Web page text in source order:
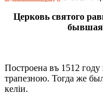
Церковь святого
бывшая
Построена въ 1512
трапезною. Тогда же
келiи.